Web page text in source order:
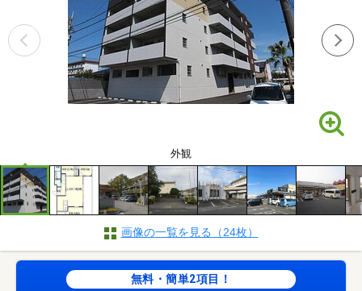
外観
画像の一覧を見る（24枚）
無料・簡単2項目！